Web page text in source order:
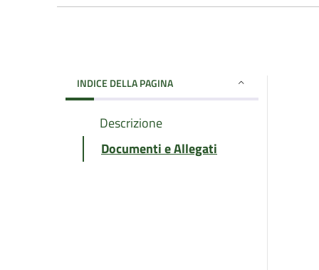
INDICE DELLA PAGINA
Descrizione
Documenti e Allegati